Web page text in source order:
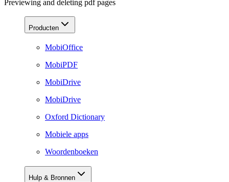
Previewing and deleting pdf pages
Producten
MobiOffice
MobiPDF
MobiDrive
MobiDrive
Oxford Dictionary
Mobiele apps
Woordenboeken
Hulp & Bronnen